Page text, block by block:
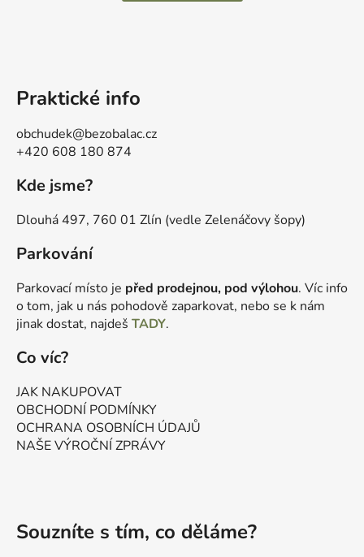
Praktické info
obchudek@bezobalac.cz
+420 608 180 874
Kde jsme?
Dlouhá 497, 760 01 Zlín (vedle Zelenáčovy šopy)
Parkování
Parkovací místo je před prodejnou, pod výlohou. Víc info
o tom, jak u nás pohodově zaparkovat, nebo se k nám
jinak dostat, najdeš TADY.
Co víc?
JAK NAKUPOVAT
OBCHODNÍ PODMÍNKY
OCHRANA OSOBNÍCH ÚDAJŮ
NAŠE VÝROČNÍ ZPRÁVY
Souzníte s tím, co děláme?